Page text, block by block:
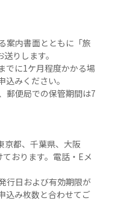
案内書面とともに「旅
りします。
でに1ケ月程度かかる場
みください。
郵便局での保管期間は7
京都、千葉県、大阪
おります。電話・Eメ
行日および有効期限が
込み枚数と合わせてご